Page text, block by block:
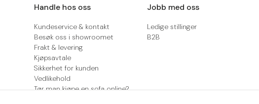
Handle hos oss
Kundeservice & kontakt
Besøk oss i showroomet
Frakt & levering
Kjøpsavtale
Sikkerhet for kunden
Vedlikehold
Tør man kjøpe en sofa online?
Jobb med oss
Ledige stillinger
B2B